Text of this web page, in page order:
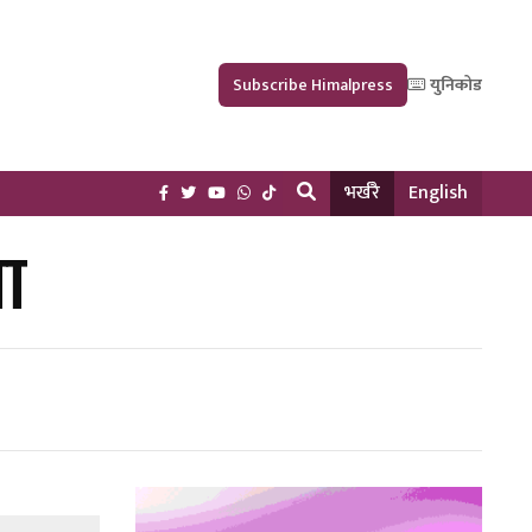
Subscribe Himalpress युनिकोड
भर्खरै English